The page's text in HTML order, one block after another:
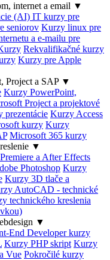
internet a email ▼
(AI) IT kurzy pre
seniorov Kurzy linux pre
a e-mailu pre
Rekvalifikačné kurzy
Kurzy pre Apple
Project a SAP ▼
Kurzy PowerPoint,
Project a projektové
prezentácie Kurzy Access
kurzy Kurzy
Microsoft 365 kurzy
▼
a After Effects
Photoshop Kurzy
Kurzy 3D tlače a
AutoCAD - technické
technického kreslenia
▼
End Developer kurzy
Kurzy PHP skript Kurzy
Vue Pokročilé kurzy